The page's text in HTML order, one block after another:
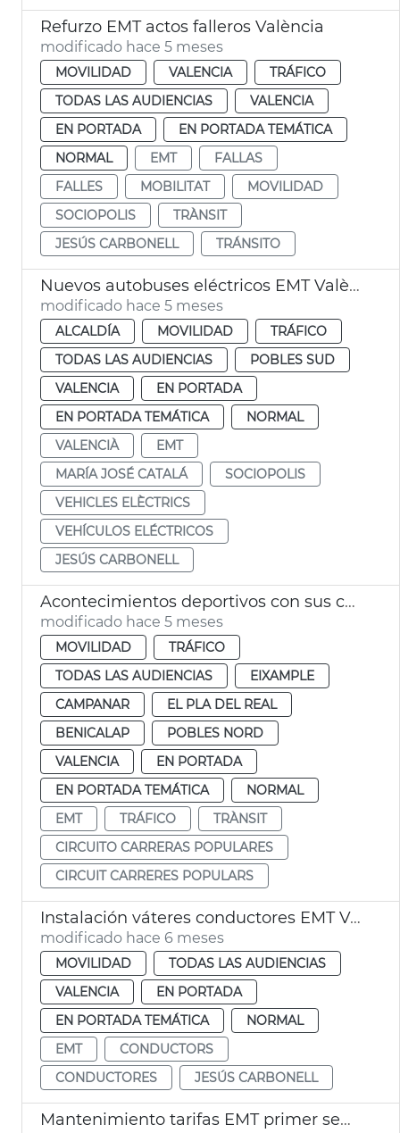
Refurzo EMT actos falleros València
modificado hace 5 meses
MOVILIDAD VALENCIA
TRÁFICO
TODAS LAS AUDIENCIAS
VALENCIA
EN PORTADA
EN PORTADA TEMÁTICA
NORMAL
EMT
FALLAS
FALLES
MOBILITAT
MOVILIDAD
SOCIOPOLIS
TRÀNSIT
JESÚS CARBONELL
TRÁNSITO
Nuevos autobuses eléctricos EMT València y nueva línea Sociópolis
modificado hace 5 meses
ALCALDÍA MOVILIDAD
TRÁFICO
TODAS LAS AUDIENCIAS
POBLES SUD
VALENCIA
EN PORTADA
EN PORTADA TEMÁTICA
NORMAL
VALENCIÀ
EMT
MARÍA JOSÉ CATALÁ
SOCIOPOLIS
VEHICLES ELÈCTRICS
VEHÍCULOS ELÉCTRICOS
JESÚS CARBONELL
Acontecimientos deportivos con sus cortes de tráfico en València
modificado hace 5 meses
MOVILIDAD
TRÁFICO
TODAS LAS AUDIENCIAS
EIXAMPLE
CAMPANAR
EL PLA DEL REAL
BENICALAP
POBLES NORD
VALENCIA
EN PORTADA
EN PORTADA TEMÁTICA
NORMAL
EMT
TRÁFICO
TRÀNSIT
CIRCUITO CARRERAS POPULARES
CIRCUIT CARRERES POPULARS
Instalación váteres conductores EMT València
modificado hace 6 meses
MOVILIDAD
TODAS LAS AUDIENCIAS
VALENCIA
EN PORTADA
EN PORTADA TEMÁTICA
NORMAL
EMT
CONDUCTORS
CONDUCTORES
JESÚS CARBONELL
Mantenimiento tarifas EMT primer semestre 2026